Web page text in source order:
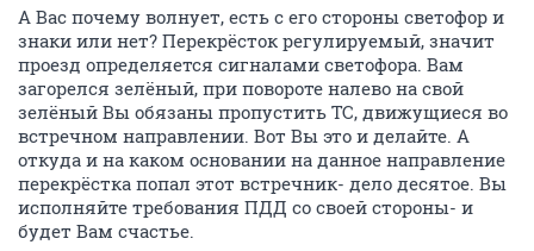
А Вас почему волнует, есть с его стороны светофор и
знаки или нет? Перекрёсток регулируемый, значит
проезд определяется сигналами светофора. Вам
загорелся зелёный, при повороте налево на свой
зелёный Вы обязаны пропустить ТС, движущиеся во
встречном направлении. Вот Вы это и делайте. А
откуда и на каком основании на данное направление
перекрёстка попал этот встречник- дело десятое. Вы
исполняйте требования ПДД со своей стороны- и
будет Вам счастье.